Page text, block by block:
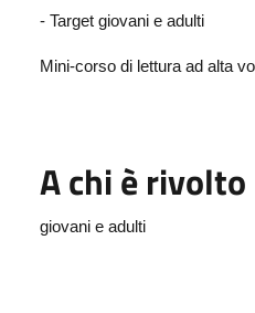
- Target giovani e adulti
Mini-corso di lettura ad alta
A chi è rivolto
giovani e adulti